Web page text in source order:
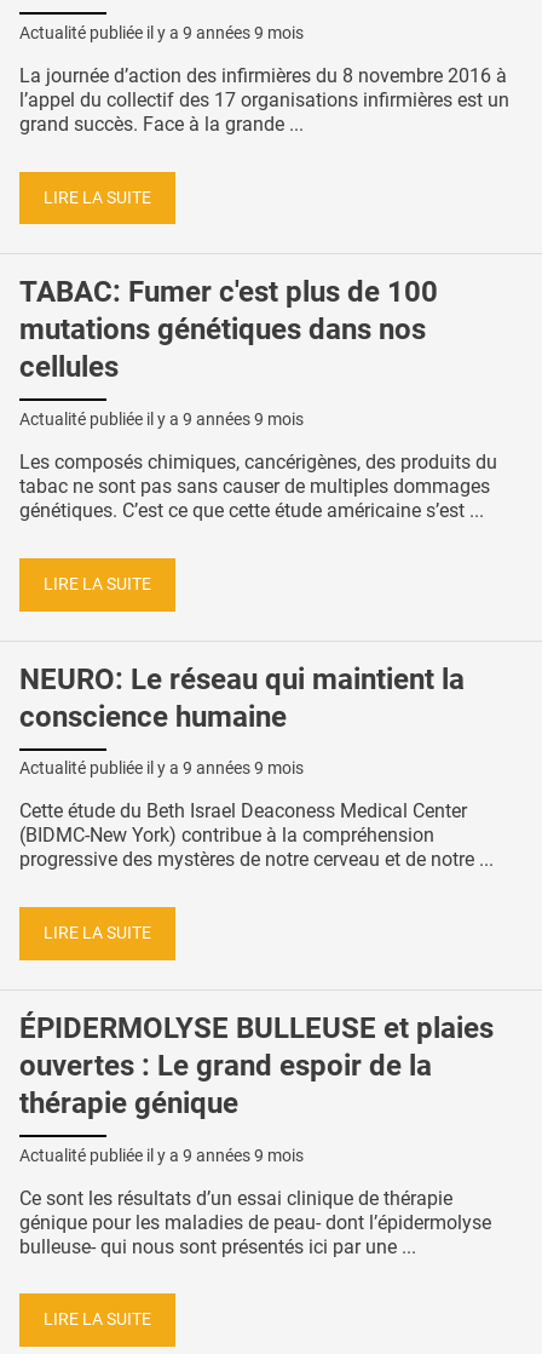
Actualité publiée il y a 9 années 9 mois
La journée d’action des infirmières du 8 novembre 2016 à
l’appel du collectif des 17 organisations infirmières est un
grand succès. Face à la grande ...
LIRE LA SUITE
TABAC: Fumer c'est plus de 100
mutations génétiques dans nos
cellules
Actualité publiée il y a 9 années 9 mois
Les composés chimiques, cancérigènes, des produits du
tabac ne sont pas sans causer de multiples dommages
génétiques. C’est ce que cette étude américaine s’est ...
LIRE LA SUITE
NEURO: Le réseau qui maintient la
conscience humaine
Actualité publiée il y a 9 années 9 mois
Cette étude du Beth Israel Deaconess Medical Center
(BIDMC-New York) contribue à la compréhension
progressive des mystères de notre cerveau et de notre ...
LIRE LA SUITE
ÉPIDERMOLYSE BULLEUSE et plaies
ouvertes : Le grand espoir de la
thérapie génique
Actualité publiée il y a 9 années 9 mois
Ce sont les résultats d’un essai clinique de thérapie
génique pour les maladies de peau- dont l’épidermolyse
bulleuse- qui nous sont présentés ici par une ...
LIRE LA SUITE